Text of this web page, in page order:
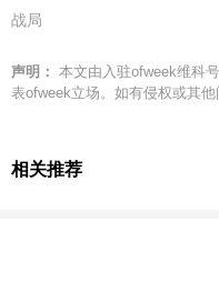
战局
声明： 本文由入驻ofweek维科
表ofweek立场。如有侵权或其他
相关推荐